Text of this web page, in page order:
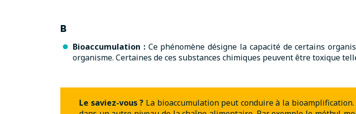
B
Bioaccumulation :Ce phénomène désigne la capacité de certains
organisme. Certaines de ces substances chimiques peuvent être toxique
Le saviez-vous ? La bioaccumulation peut conduire à la